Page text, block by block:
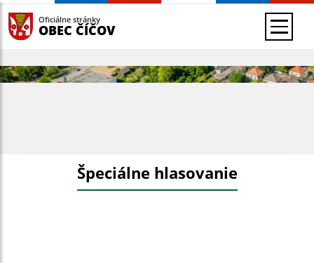
Oficiálne stránky
OBEC ČÍČOV
Špeciálne hlasovanie